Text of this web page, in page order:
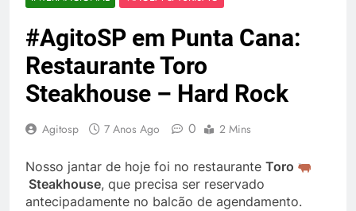
#AgitoSP em Punta Cana:
Restaurante Toro
Steakhouse – Hard Rock
Agitosp 7 Anos Ago 0 2 Mins
Nosso jantar de hoje foi no restaurante Toro
Steakhouse, que precisa ser reservado
antecipadamente no balcão de agendamento.